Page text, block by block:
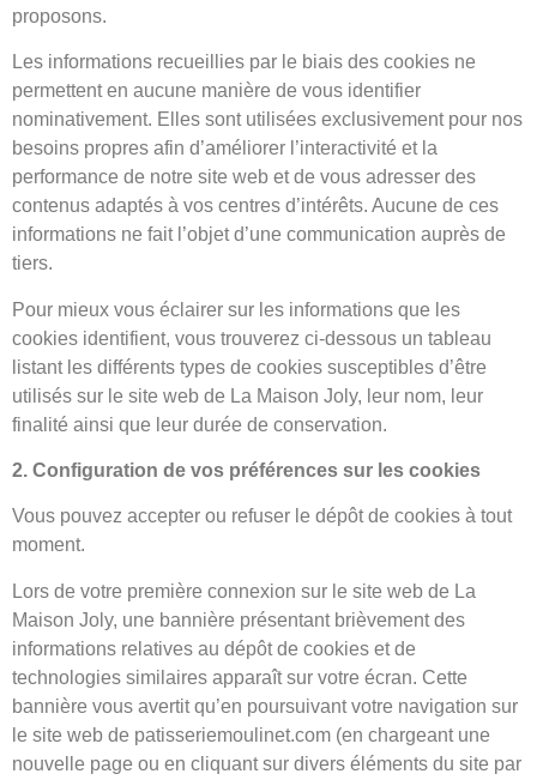
proposons.
Les informations recueillies par le biais des cookies ne
permettent en aucune manière de vous identifier
nominativement. Elles sont utilisées exclusivement pour nos
besoins propres afin d’améliorer l’interactivité et la
performance de notre site web et de vous adresser des
contenus adaptés à vos centres d’intérêts. Aucune de ces
informations ne fait l’objet d’une communication auprès de
tiers.
Pour mieux vous éclairer sur les informations que les
cookies identifient, vous trouverez ci-dessous un tableau
listant les différents types de cookies susceptibles d’être
utilisés sur le site web de La Maison Joly, leur nom, leur
finalité ainsi que leur durée de conservation.
2. Configuration de vos préférences sur les cookies
Vous pouvez accepter ou refuser le dépôt de cookies à tout
moment.
Lors de votre première connexion sur le site web de La
Maison Joly, une bannière présentant brièvement des
informations relatives au dépôt de cookies et de
technologies similaires apparaît sur votre écran. Cette
bannière vous avertit qu’en poursuivant votre navigation sur
le site web de patisseriemoulinet.com (en chargeant une
nouvelle page ou en cliquant sur divers éléments du site par